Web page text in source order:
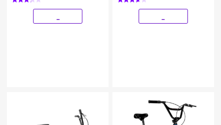
e Amortecedor | GTS M1
Ride New
1x12 Marchas e
suspensão trava no gui